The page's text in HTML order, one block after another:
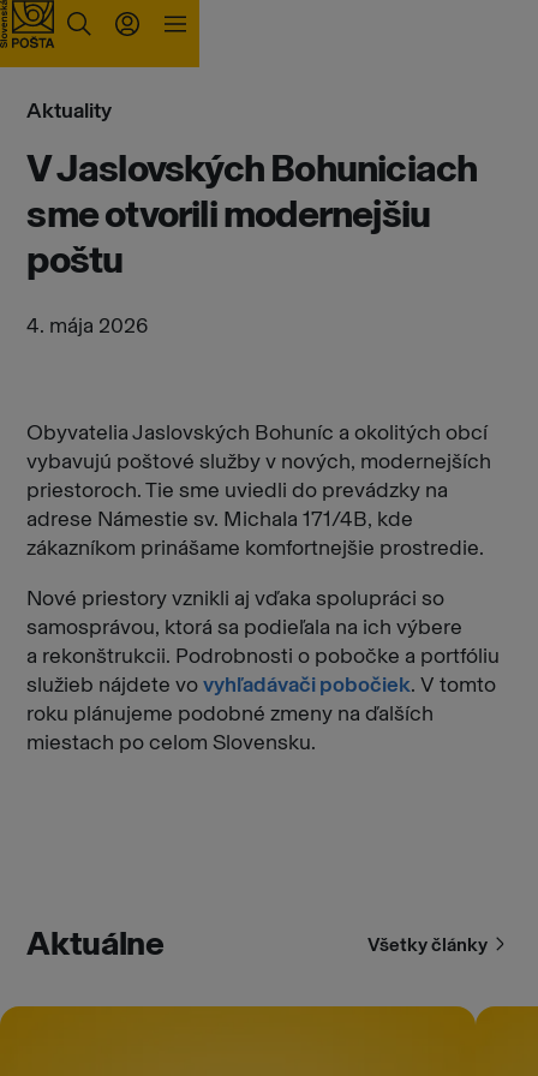
Prejsť na obsah
Aktuality
V Jaslovských Bohuniciach
sme otvorili modernejšiu
poštu
4. mája 2026
Obyvatelia Jaslovských Bohuníc a okolitých obcí
vybavujú poštové služby v nových, modernejších
priestoroch. Tie sme uviedli do prevádzky na
adrese Námestie sv. Michala 171/4B, kde
zákazníkom prinášame komfortnejšie prostredie.
Nové priestory vznikli aj vďaka spolupráci so
samosprávou, ktorá sa podieľala na ich výbere
a rekonštrukcii. Podrobnosti o pobočke a portfóliu
služieb nájdete vovyhľadávači pobočiek. V tomto
roku plánujeme podobné zmeny na ďalších
miestach po celom Slovensku.
Aktuálne Všetky články